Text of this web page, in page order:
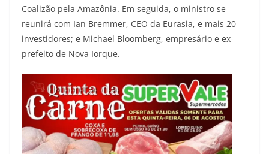
Coalizão pela Amazônia. Em seguida, o ministro se
reunirá com Ian Bremmer, CEO da Eurasia, e mais 20
investidores; e Michael Bloomberg, empresário e ex-
prefeito de Nova Iorque.